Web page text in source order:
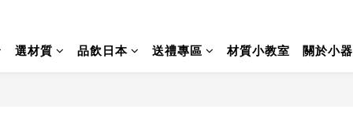
選材質 品飲日本 送禮專區 材質小教室 關於小器